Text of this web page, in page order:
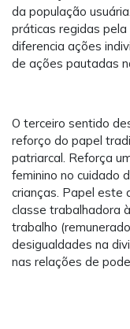
da população
práticas regidas pela
diferencia ações
de ações pautadas
O terceiro sentido
reforço do papel
patriarcal. Reforça
feminino no cuidado
crianças. Papel este
classe trabalhadora
trabalho
desigualdades na
nas relações de